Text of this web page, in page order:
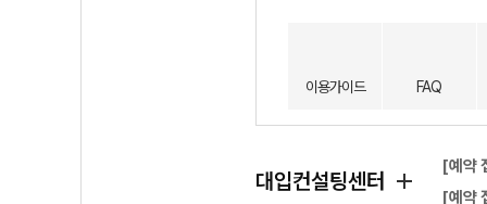
이용가이드 FAQ
대입컨설팅센터
[예약
[예약